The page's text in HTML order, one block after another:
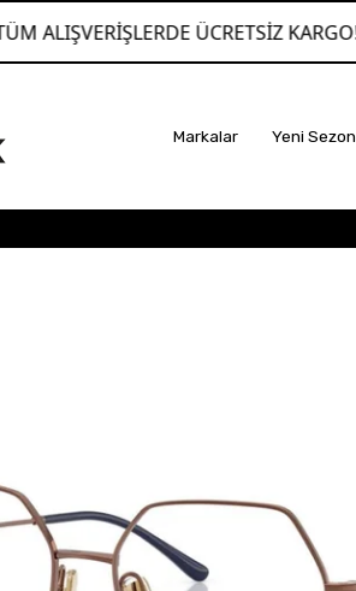
ÜCRETSİZ KARGO!
Markalar Yeni Sezon